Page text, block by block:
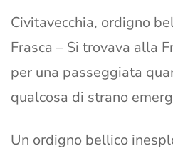
Civitavecchia, ordigno
Frasca – Si trovava alla
per una passeggiata
qualcosa di strano
Un ordigno bellico